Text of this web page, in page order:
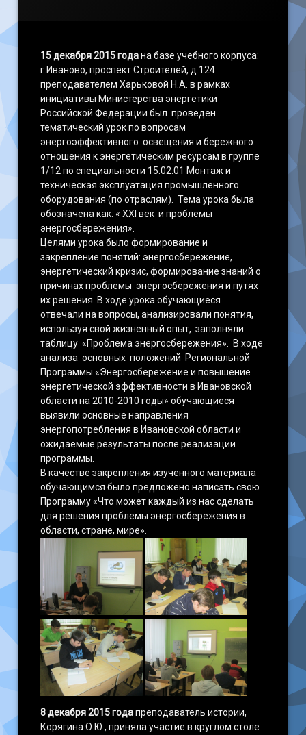
15 декабря 2015 годана базе учебного корпуса:
г.Иваново, проспект Строителей, д.124
преподавателем Харьковой Н.А. в рамках
инициативы Министерства энергетики
Российской Федерации был проведен
тематический урок по вопросам
энергоэффективного освещения и бережного
отношения к энергетическим ресурсам в группе
1/12 по специальности 15.02.01 Монтаж и
техническая эксплуатация промышленного
оборудования (по отраслям). Тема урока была
обозначена как: « XXI век и проблемы
энергосбережения».
Целями урока было формирование и
закрепление понятий: энергосбережение,
энергетический кризис, формирование знаний о
причинах проблемы энергосбережения и путях
их решения. В ходе урока обучающиеся
отвечали на вопросы, анализировали понятия,
используя свой жизненный опыт, заполняли
таблицу «Проблема энергосбережения». В ходе
анализа основных положений Региональной
Программы «Энергосбережение и повышение
энергетической эффективности в Ивановской
области на 2010-2010 годы» обучающиеся
выявили основные направления
энергопотребления в Ивановской области и
ожидаемые результаты после реализации
программы.
В качестве закрепления изученного материала
обучающимся было предложено написать свою
Программу «Что может каждый из нас сделать
для решения проблемы энергосбережения в
области, стране, мире».
8 декабря 2015 годапреподаватель истории,
Корягина О.Ю., приняла участие в круглом столе